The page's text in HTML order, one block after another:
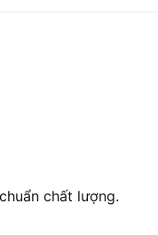
chất lượng.